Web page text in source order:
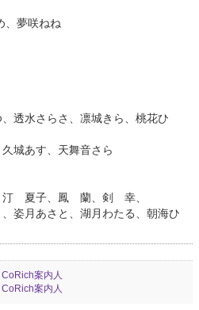
、夢咲ねね
透水さらさ、凛城きら、桃花ひ
城あす、天舞音さら
汀 夏子、鳳 蘭、剣 幸、
姿月あさと、湖月わたる、朝海ひ
CoRich案内人
CoRich案内人